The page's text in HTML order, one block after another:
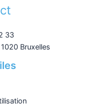
33
Bruxelles